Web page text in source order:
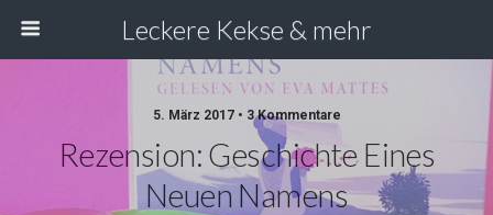
Leckere Kekse & mehr
5. März 2017 • 3 Kommentare
Rezension: Geschichte Eines
Neuen Namens